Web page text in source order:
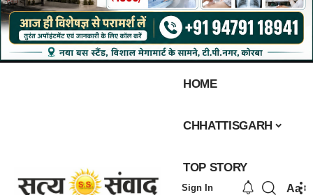
HOME
CHHATTISGARH
TOP STORY
Sign In Aa